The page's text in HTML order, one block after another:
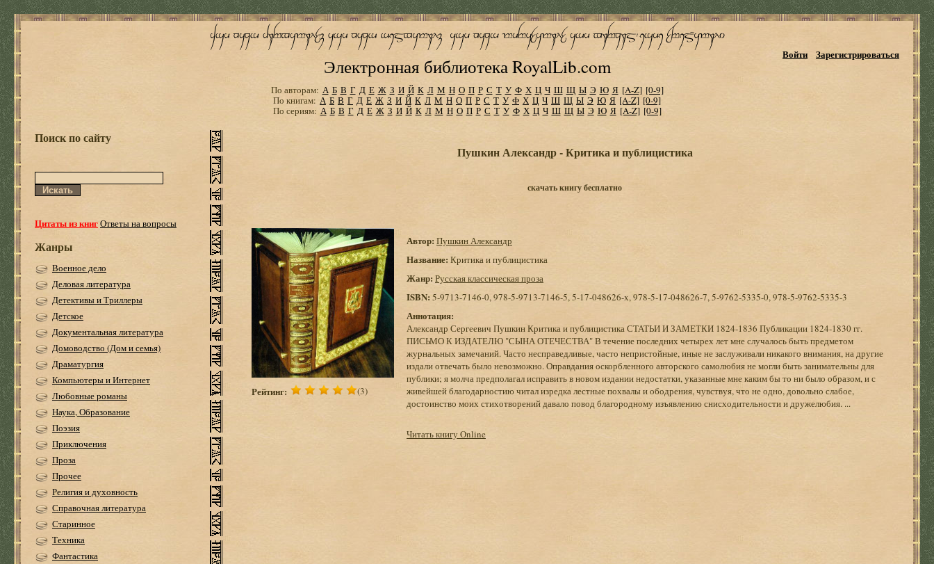
Электронная библиотека RoyalLib.com
Войти Зарегистрироваться
По авторам: А Б В Г Д Е Ж З И Й К Л М Н О П Р С Т У Ф Х Ц Ч Ш Щ Ы Э Ю Я [A-Z] [0-9]
По книгам: А Б В Г Д Е Ж З И Й К Л М Н О П Р С Т У Ф Х Ц Ч Ш Щ Ы Э Ю Я [A-Z] [0-9]
По сериям: А Б В Г Д Е Ж З И Й К Л М Н О П Р С Т У Ф Х Ц Ч Ш Щ Ы Э Ю Я [A-Z] [0-9]
Поиск по сайту
Цитаты из книгОтветы на вопросы
Жанры
Военное дело
Деловая литература
Детективы и Триллеры
Детское
Документальная литература
Домоводство (Дом и семья)
Драматургия
Компьютеры и Интернет
Любовные романы
Наука, Образование
Поэзия
Приключения
Проза
Прочее
Религия и духовность
Справочная литература
Старинное
Техника
Фантастика
Пушкин Александр - Критика и публицистика
скачать книгу бесплатно
Рейтинг: (3)
Автор: Пушкин Александр
Название: Критика и публицистика
Жанр: Русская классическая проза
ISBN: 5-9713-7146-0, 978-5-9713-7146-5, 5-17-048626-x, 978-5-17-048626-7, 5-9762-5335-0, 978-5-9762-5335-3
Аннотация:
Александр Сергеевич Пушкин Критика и публицистика СТАТЬИ И ЗАМЕТКИ 1824-1836 Публикации 1824-1830 гг.
ПИСЬМО К ИЗДАТЕЛЮ "СЫНА ОТЕЧЕСТВА" В течение последних четырех лет мне случалось быть предметом
журнальных замечаний. Часто несправедливые, часто непристойные, иные не заслуживали никакого внимания, на другие
издали отвечать было невозможно. Оправдания оскорбленного авторского самолюбия не могли быть занимательны для
публики; я молча предполагал исправить в новом издании недостатки, указанные мне каким бы то ни было образом, и с
живейшей благодарностию читал изредка лестные похвалы и ободрения, чувствуя, что не одно, довольно слабое,
достоинство моих стихотворений давало повод благородному изъявлению снисходительности и дружелюбия. ...
Читать книгу Online